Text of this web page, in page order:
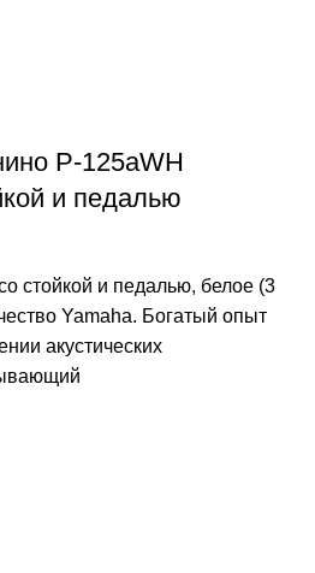
P-125aWH
и педалью
стойкой и педалью, белое (3
Yamaha. Богатый опыт
акустических